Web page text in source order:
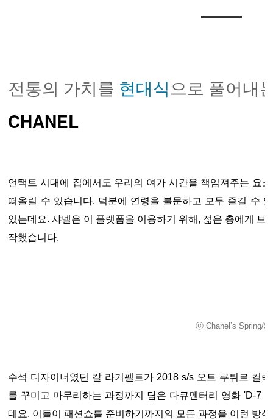
전통의 가치를 현대식으로 풀어내
CHANEL
언택트 시대에 집에서도 우리의 여가 시간을 책임져주는 요
떠올릴 수 있습니다. 덕분에 연령을 불문하고 모두 즐길 수
있는데요. 샤넬은 이 플랫폼을 이용하기 위해, 젊은 층에게 브
작했습니다.
ⓒ Chanel’s Spring/
수석 디자이너였던 칼 라거펠트가 2018 s/s 오트 쿠튀르 컬
를 꾸미고 마무리하는 과정까지 담은 다큐멘터리 영화 'D-7
데요. 이들이 패션쇼를 준비하기까지의 모든 과정을 이런 방